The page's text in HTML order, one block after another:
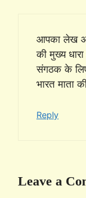
आपका लेख
की मुख्य
संगठक के लिए
भारत माता
Reply
Leave a